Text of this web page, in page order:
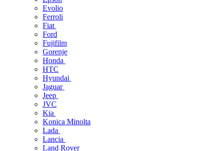
Evolio
Ferroli
Fiat
Ford
Fujifilm
Gorenje
Honda
HTC
Hyundai
Jaguar
Jeep
JVC
Kia
Konica Minolta
Lada
Lancia
Land Rover